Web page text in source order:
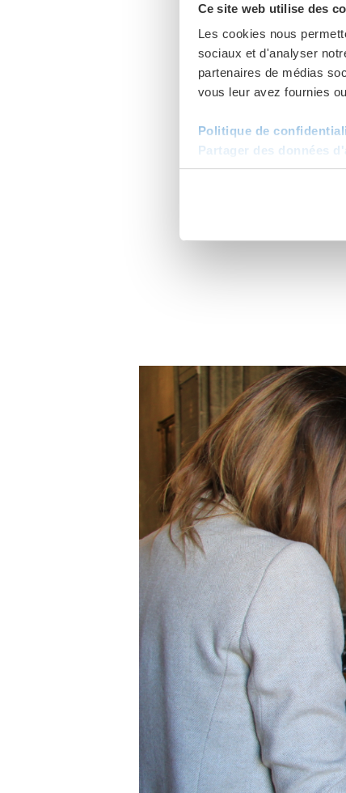
Ce site web utilise des
Les cookies nous
sociaux et d'analyser
partenaires de médias
vous leur avez fournies
Politique de
Partager des données
When I
I am
family,
prayer